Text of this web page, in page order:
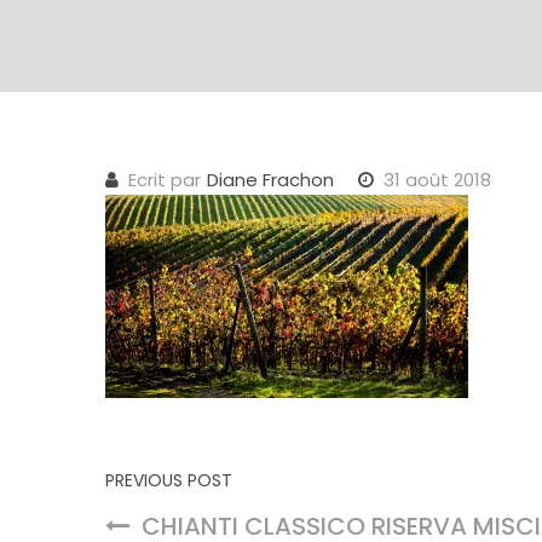
Ecrit par Diane Frachon 31 août 2018
Navigation de l’article
PREVIOUS POST
CHIANTI CLASSICO RISERVA